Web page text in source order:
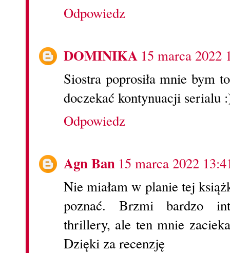
Odpowiedz
DOMINIKA 15 marca 2022
Siostra poprosiła mnie bym
doczekać kontynuacji serialu
Odpowiedz
Agn Ban 15 marca 2022
Nie miałam w planie tej
poznać. Brzmi bardzo
thrillery, ale ten mnie
Dzięki za recenzję